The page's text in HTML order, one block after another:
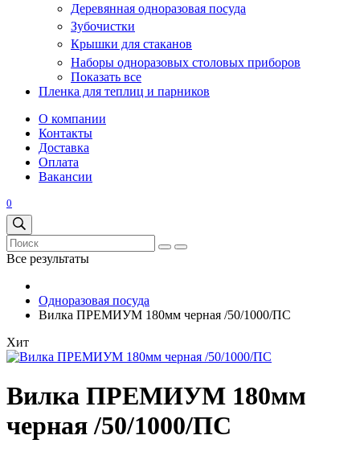
Деревянная одноразовая посуда
Зубочистки
Крышки для стаканов
Наборы одноразовых столовых приборов
Показать все
Пленка для теплиц и парников
О компании
Контакты
Доставка
Оплата
Вакансии
0
Все результаты
Одноразовая посуда
Вилка ПРЕМИУМ 180мм черная /50/1000/ПС
Хит
Вилка ПРЕМИУМ 180мм
черная /50/1000/ПС